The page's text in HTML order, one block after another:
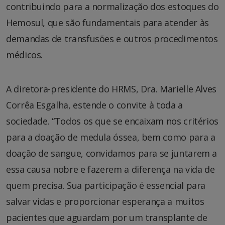
contribuindo para a normalização dos estoques do
Hemosul, que são fundamentais para atender às
demandas de transfusões e outros procedimentos
médicos.
A diretora-presidente do HRMS, Dra. Marielle Alves
Corrêa Esgalha, estende o convite à toda a
sociedade. “Todos os que se encaixam nos critérios
para a doação de medula óssea, bem como para a
doação de sangue, convidamos para se juntarem a
essa causa nobre e fazerem a diferença na vida de
quem precisa. Sua participação é essencial para
salvar vidas e proporcionar esperança a muitos
pacientes que aguardam por um transplante de